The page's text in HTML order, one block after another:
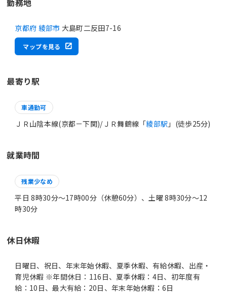
勤務地
京都府 綾部市 大島町二反田7-16
マップを見る
最寄り駅
車通勤可
ＪＲ山陰本線(京都－下関)/ＪＲ舞鶴線「綾部駅 」(徒歩25分)
就業時間
残業少なめ
平日 8時30分〜17時00分（休憩60分）、土曜 8時30分〜12
時30分
休日休暇
日曜日、祝日、年末年始休暇、夏季休暇、有給休暇、出産・
育児休暇 ※年間休日：116日、夏季休暇：4日、初年度有
給：10日、最大有給：20日、年末年始休暇：6日